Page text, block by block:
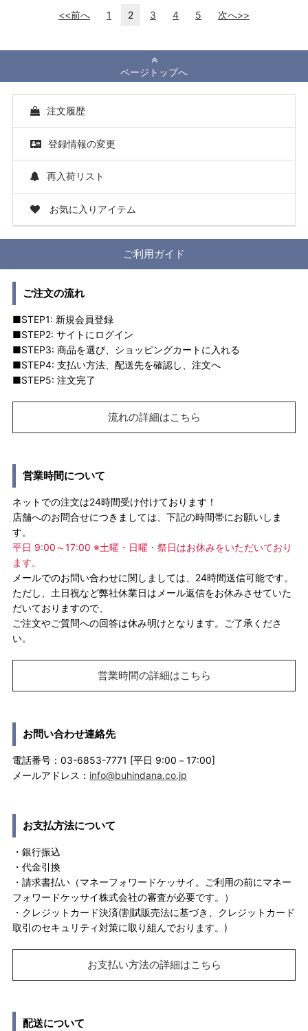
<<前へ 1 2 3 4 5 次へ>>
ページトップへ
注文履歴
登録情報の変更
再入荷リスト
お気に入りアイテム
ご利用ガイド
ご注文の流れ
■STEP1: 新規会員登録
■STEP2: サイトにログイン
■STEP3: 商品を選び、ショッピングカートに入れる
■STEP4: 支払い方法、配送先を確認し、注文へ
■STEP5: 注文完了
流れの詳細はこちら
営業時間について
ネットでの注文は24時間受け付けております！
店舗へのお問合せにつきましては、下記の時間帯にお願いしま
す。
平日 9:00～17:00 ※土曜・日曜・祭日はお休みをいただいており
ます。
メールでのお問い合わせに関しましては、24時間送信可能です。
ただし、土日祝など弊社休業日はメール返信をお休みさせていた
だいておりますので、
ご注文やご質問への回答は休み明けとなります。ご了承くださ
い。
営業時間の詳細はこちら
お問い合わせ連絡先
電話番号：03-6853-7771 [平日 9:00－17:00]
メールアドレス： info@buhindana.co.jp
お支払方法について
・銀行振込
・代金引換
・請求書払い（マネーフォワードケッサイ。ご利用の前にマネー
フォワードケッサイ株式会社の審査が必要です。）
・クレジットカード決済(割賦販売法に基づき、クレジットカード
取引のセキュリティ対策に取り組んでおります。)
お支払い方法の詳細はこちら
配送について